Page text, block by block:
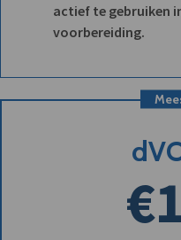
actief te gebruiken
voorbereiding.